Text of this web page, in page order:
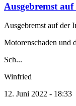
Ausgebremst auf
Ausgebremst auf der
Motorenschaden und
Sch...
Winfried
12. Juni 2022 - 18:33